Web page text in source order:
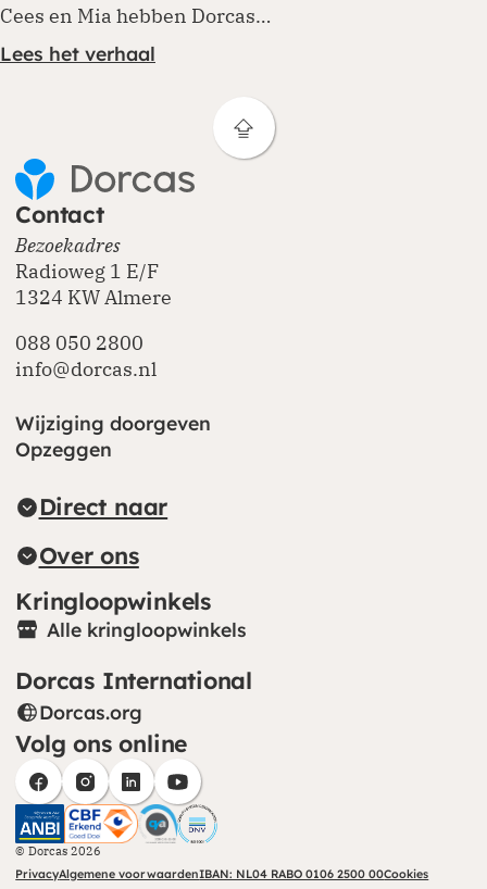
Cees en Mia hebben Dorcas…
Lees het verhaal
Contact
Bezoekadres
Radioweg 1 E/F
1324 KW Almere
088 050 2800
info@dorcas.nl
Wijziging doorgeven
Opzeggen
Direct naar
Over ons
Kringloopwinkels
Alle kringloopwinkels
Dorcas International
Dorcas.org
(opent in nieuw venster)
Volg ons online
(opent in nieuw venster)
(opent in nieuw venster)
(opent in nieuw venster)
(opent in nieuw venster)
CBF (opent in nieuw venster)
CHS (opent in nieuw venster)
© Dorcas 2026
PrivacyAlgemene voorwaardenIBAN: NL04 RABO 0106 2500 00Cookies